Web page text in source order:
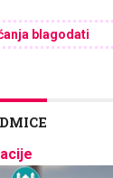
blagodati